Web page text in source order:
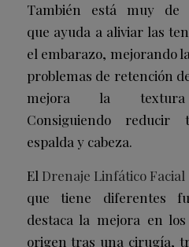
También está muy
que ayuda a aliviar las
el embarazo, mejorando
problemas de retención
mejora la
Consiguiendo reducir
espalda y cabeza.
El Drenaje Linfático Facial
que tiene diferentes
destaca la mejora en
origen tras una cirugía,